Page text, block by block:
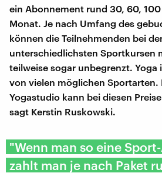
ein Abonnement rund 30, 60,
Monat. Je nach Umfang des
können die Teilnehmenden bei
unterschiedlichsten Sportkursen
teilweise sogar unbegrenzt. Yoga
von vielen möglichen Sportarten.
Yogastudio kann bei diesen
sagt Kerstin Ruskowski.
"Wenn man so eine
zahlt man je nach Paket